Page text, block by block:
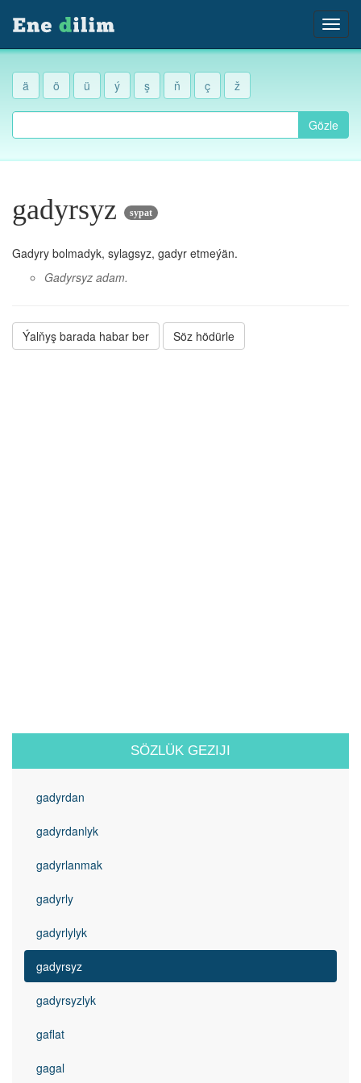
ä ö ü ý ş ň ç ž
Gözle
gadyrsyz sypat
Gadyry bolmadyk, sylagsyz, gadyr etmeýän.
Gadyrsyz adam.
Ýalňyş barada habar ber Söz hödürle
SÖZLÜK GEZIJI
gadyrdan
gadyrdanlyk
gadyrlanmak
gadyrly
gadyrlylyk
gadyrsyz
gadyrsyzlyk
gaflat
gagal